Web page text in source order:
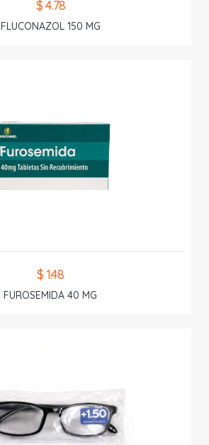
$ 4.78
FLUCONAZOL 150 MG
$ 1.48
FUROSEMIDA 40 MG